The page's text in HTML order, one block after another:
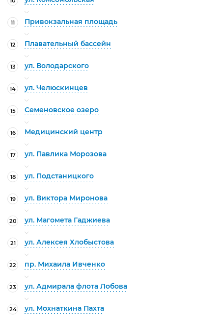
11 Привокзальная площадь
12 Плавательный бассейн
13 ул. Володарского
14 ул. Челюскинцев
15 Семеновское озеро
16 Медицинский центр
17 ул. Павлика Морозова
18 ул. Подстаницкого
19 ул. Виктора Миронова
20 ул. Магомета Гаджиева
21 ул. Алексея Хлобыстова
22 пр. Михаила Ивченко
23 ул. Адмирала флота Лобова
24 ул. Мохнаткина Пахта